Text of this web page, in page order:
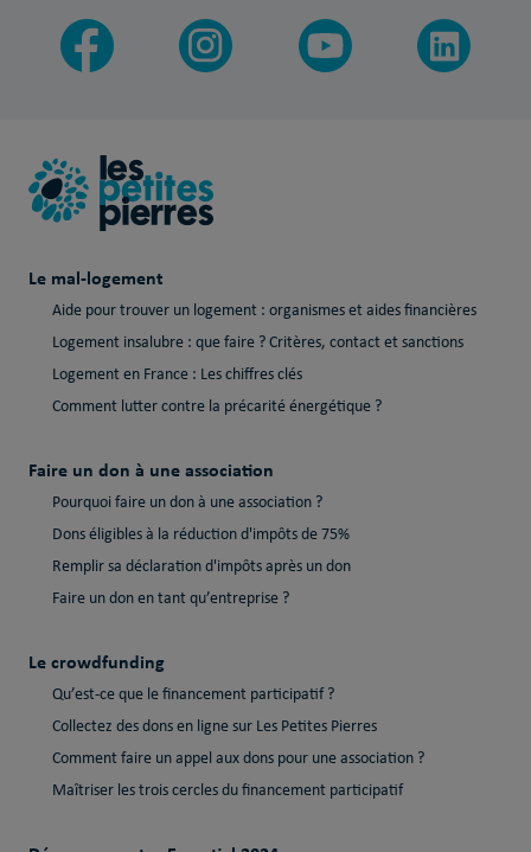
Le mal-logement
Aide pour trouver un logement : organismes et aides financières
Logement insalubre : que faire ? Critères, contact et sanctions
Logement en France : Les chiffres clés
Comment lutter contre la précarité énergétique ?
Faire un don à une association
Pourquoi faire un don à une association ?
Dons éligibles à la réduction d'impôts de 75%
Remplir sa déclaration d'impôts après un don
Faire un don en tant qu’entreprise ?
Le crowdfunding
Qu’est-ce que le financement participatif ?
Collectez des dons en ligne sur Les Petites Pierres
Comment faire un appel aux dons pour une association ?
Maîtriser les trois cercles du financement participatif